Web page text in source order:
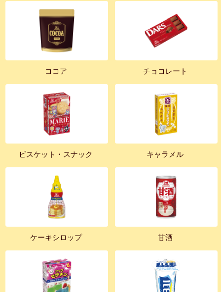
ココア チョコレート
ビスケット・スナック キャラメル
ケーキシロップ 甘酒